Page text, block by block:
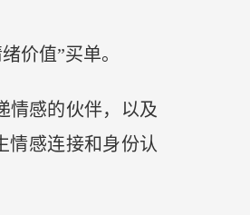
价值”买单。
情感的伙伴，以及
情感连接和身份认